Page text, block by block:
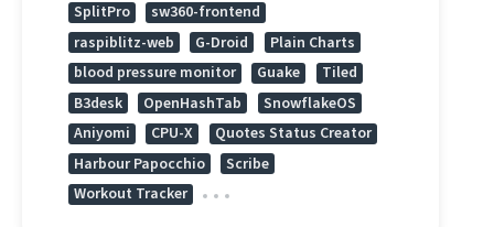
SplitPro
sw360-frontend
raspiblitz-web
G-Droid
Plain Charts
blood pressure monitor
Guake
Tiled
B3desk
OpenHashTab
SnowflakeOS
Aniyomi
CPU-X
Quotes Status Creator
Harbour Papocchio
Scribe
Workout Tracker